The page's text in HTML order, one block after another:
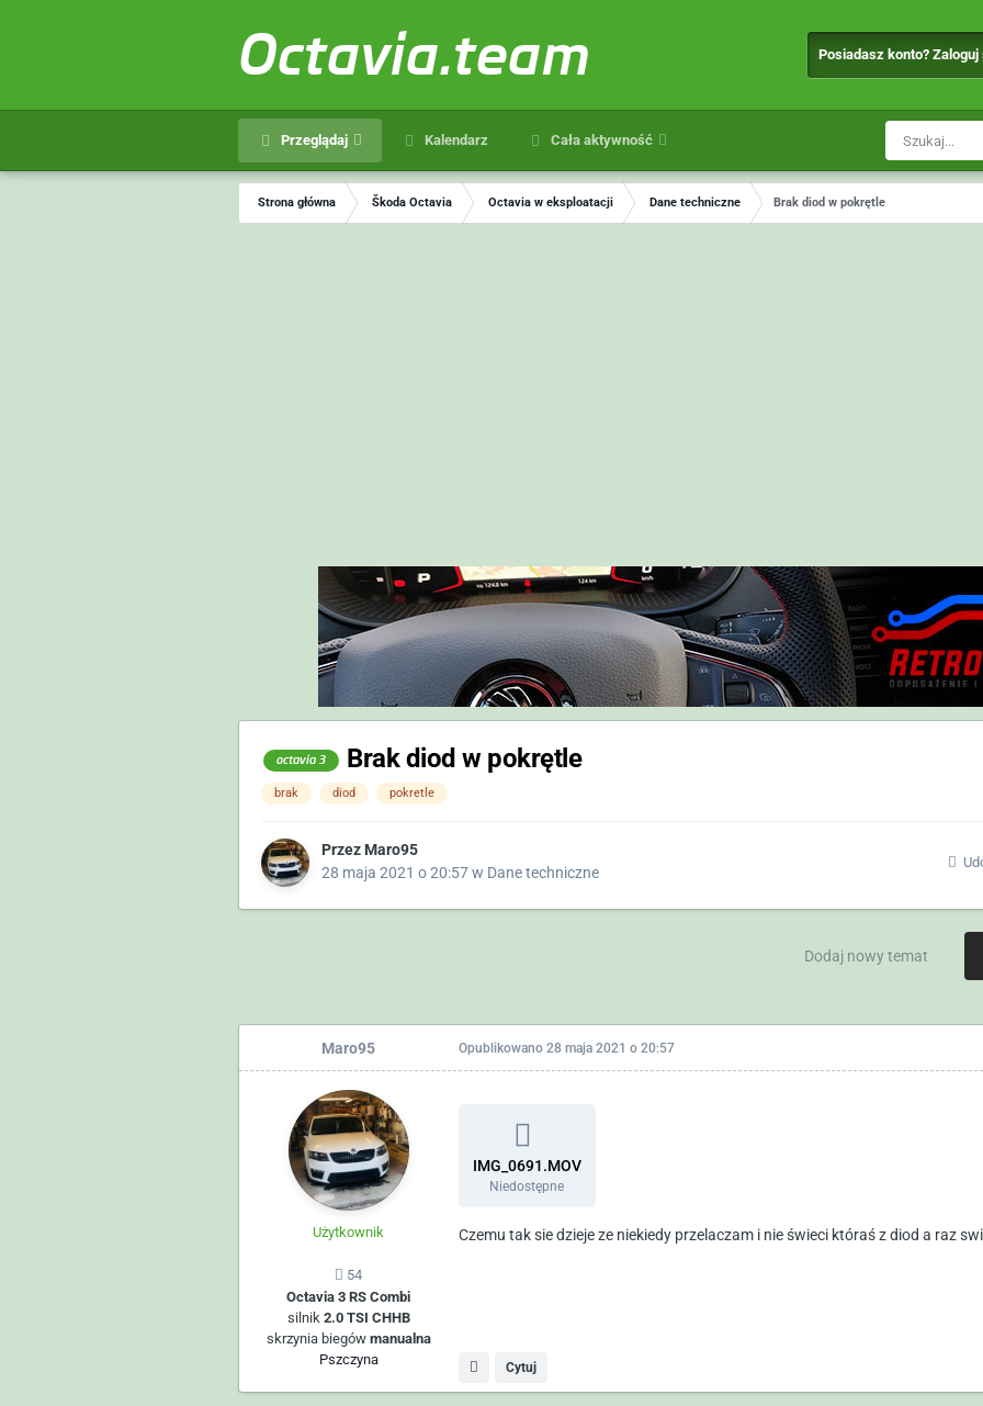
Octavia.team Posiadasz konto?
Przeglądaj Kalendarz Cała aktywność
Strona główna Škoda Octavia Octavia w eksploatacji Dane techniczne Brak diod w pokrętle
octavia 3 Brak diod w pokrętle
brak diod pokretle
Przez Maro95
28 maja 2021 o 20:57w Dane techniczne
Dodaj nowy temat
Maro95
Użytkownik
54
Octavia 3 RS Combi
silnik 2.0 TSI CHHB
skrzynia biegów manualna
Pszczyna
Opublikowano 28 maja 2021 o 20:57
IMG_0691.MOV
Niedostępne
Czemu tak sie dzieje ze niekiedy przelaczam i nie świeci któraś z diod a raz
Cytuj